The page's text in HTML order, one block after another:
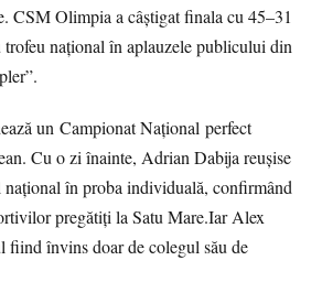
CSM Olimpia a câștigat finala cu 45–31
trofeu național în aplauzele publicului din
un Campionat Național perfect
Cu o zi înainte, Adrian Dabija reușise
național în proba individuală, confirmând
pregătiți la Satu Mare.Iar Alex
fiind învins doar de colegul său de